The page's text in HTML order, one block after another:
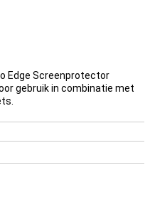
Edge Screenprotector
gebruik in combinatie met